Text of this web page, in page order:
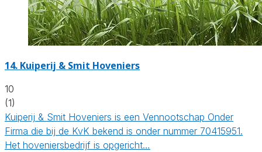
14. Kuiperij & Smit Hoveniers
10
(1)
Kuiperij & Smit Hoveniers is een Vennootschap Onder
Firma die bij de KvK bekend is onder nummer 70415951.
Het hoveniersbedrijf is opgericht…